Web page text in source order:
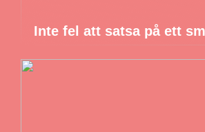
Inte fel att satsa på ett